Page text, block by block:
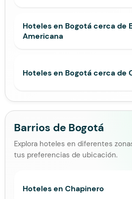
Hoteles en Bogotá cerca de
Americana
Hoteles en Bogotá cerca de
Barrios de Bogotá
Explora hoteles en diferentes
tus preferencias de ubicación.
Hoteles en Chapinero